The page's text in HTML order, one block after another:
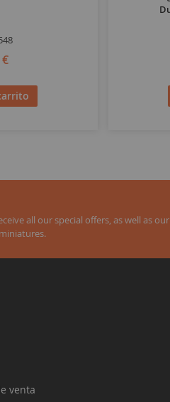
all our special offers, as well as our
venta